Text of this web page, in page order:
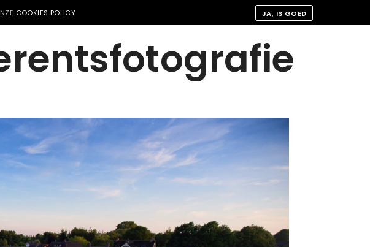
COOKIES POLICY JA, IS GOED